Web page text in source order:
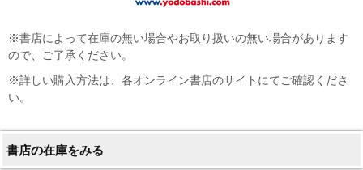
※書店によって在庫の無い場合やお取り扱いの無い場合があります
ので、ご了承ください。
※詳しい購入方法は、各オンライン書店のサイトにてご確認くださ
い。
書店の在庫をみる